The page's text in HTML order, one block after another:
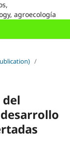
agroecología
/